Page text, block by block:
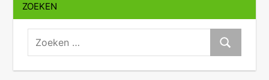
ZOEKEN
zoeken:
Zoeken